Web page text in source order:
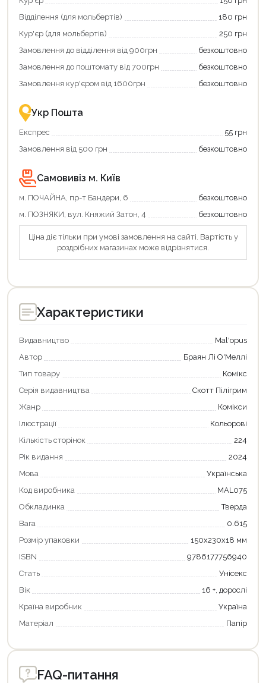
щоб
зекономити
та
отримати
переваги!
картою
єКнига
–
зручно
та
«Національний
кешбек»
та
отримуйте
повернення
Економте
більше
разом
державною
підтримкою!
Відділення (для мольбертів)
180 грн
Кур'єр (для мольбертів)
250 грн
Замовлення до відділення від 900грн
безкоштовно
Замовлення до поштомату від 700грн
безкоштовно
Замовлення кур'єром від 1600грн
безкоштовно
Укр Пошта
Експрес
55 грн
Замовлення від 500 грн
безкоштовно
Самовивіз м. Київ
м. ПОЧАЙНА, пр-т Бандери, 6
безкоштовно
м. ПОЗНЯКИ, вул. Княжий Затон, 4
безкоштовно
Ціна діє тільки при умові замовлення на сайті. Вартість у
роздрібних магазинах може відрізнятися.
Характеристики
Видавництво
Mal'opus
Автор
Браян Лі О'Меллі
Тип товару
Комікс
Серія видавництва
Скотт Пілігрим
Жанр
Комікси
Ілюстрації
Кольорові
Кількість сторінок
224
Рік видання
2024
Мова
Українська
Код виробника
MAL075
Обкладинка
Тверда
Вага
0.615
Розмір упаковки
150x230x18 мм
ISBN
9786177756940
Стать
Унісекс
Вік
16 +, дорослі
Країна виробник
Україна
Матеріал
Папір
FAQ-питання
Продовжити покупки